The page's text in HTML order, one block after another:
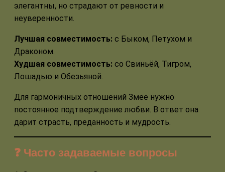
элегантны, но страдают от ревности и
неуверенности.
Лучшая совместимость: с Быком, Петухом и
Драконом.
Худшая совместимость: со Свиньёй, Тигром,
Лошадью и Обезьяной.
Для гармоничных отношений Змее нужно
постоянное подтверждение любви. В ответ она
дарит страсть, преданность и мудрость.
❓ Часто задаваемые вопросы